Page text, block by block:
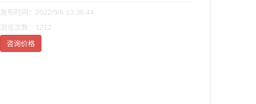
发布时间：2022/9/6 13:36:44
浏览次数：1212
咨询价格